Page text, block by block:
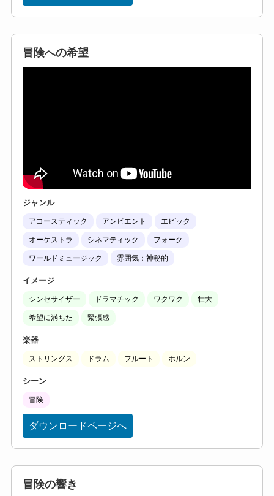
冒険への希望
ジャンル
アコースティック アンビエント エピック
オーケストラ シネマティック フォーク
ワールドミュージック 雰囲気：神秘的
イメージ
シンセサイザー ドラマチック ワクワク 壮大
希望に満ちた 緊張感
楽器
ストリングス ドラム フルート ホルン
シーン
冒険
ダウンロードページへ
冒険の響き